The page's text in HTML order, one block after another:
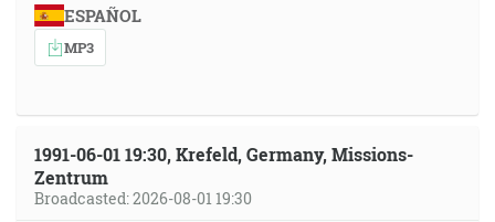
ESPAÑOL
MP3
1991-06-01 19:30, Krefeld, Germany, Missions-
Zentrum
Broadcasted: 2026-08-01 19:30